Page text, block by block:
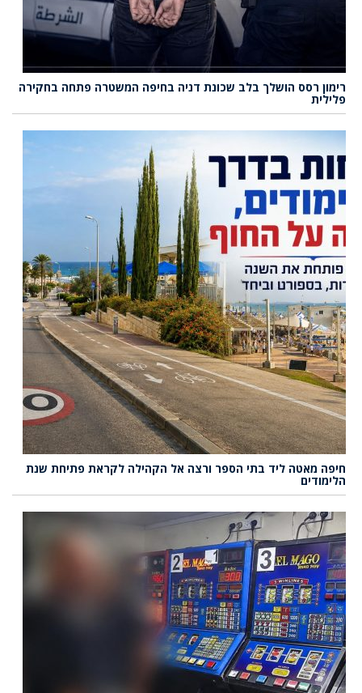
רימון רסס הושלך בלב שכונת דניה בחיפה המשטרה פתחה בחקירה
פלילית
חיפה מאטה ליד בתי הספר ורצה אל הקהילה לקראת פתיחת שנת
הלימודים